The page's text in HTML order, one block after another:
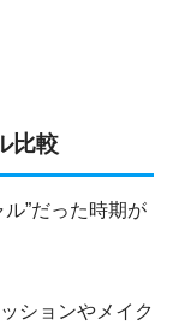
比較
”だった時期が
ションやメイク